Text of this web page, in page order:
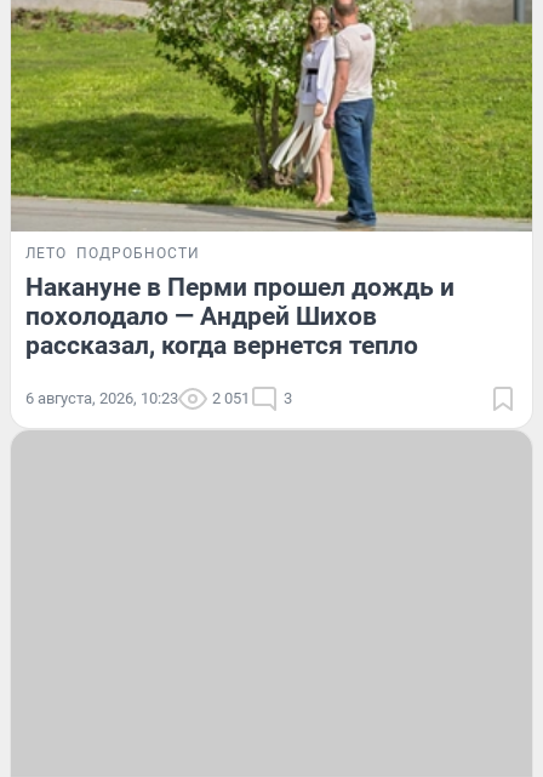
ЛЕТО ПОДРОБНОСТИ
Накануне в Перми прошел дождь и
похолодало — Андрей Шихов
рассказал, когда вернется тепло
6 августа, 2026, 10:23 2 051 3